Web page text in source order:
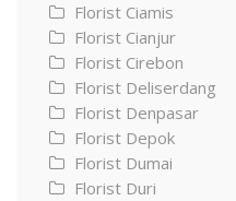
Florist Ciamis
Florist Cianjur
Florist Cirebon
Florist Deliserdang
Florist Denpasar
Florist Depok
Florist Dumai
Florist Duri